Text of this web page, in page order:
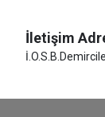
İletişim